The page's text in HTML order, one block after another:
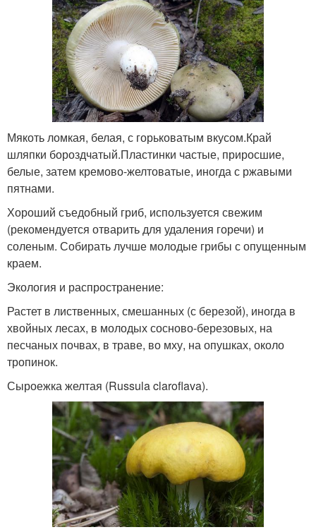
Мякоть ломкая, белая, с горьковатым вкусом.Край
шляпки бороздчатый.Пластинки частые, приросшие,
белые, затем кремово-желтоватые, иногда с ржавыми
пятнами.
Хороший съедобный гриб, используется свежим
(рекомендуется отварить для удаления горечи) и
соленым. Собирать лучше молодые грибы с опущенным
краем.
Экология и распространение:
Растет в лиственных, смешанных (с березой), иногда в
хвойных лесах, в молодых сосново-березовых, на
песчаных почвах, в траве, во мху, на опушках, около
тропинок.
Сыроежка желтая (Russula claroflava).